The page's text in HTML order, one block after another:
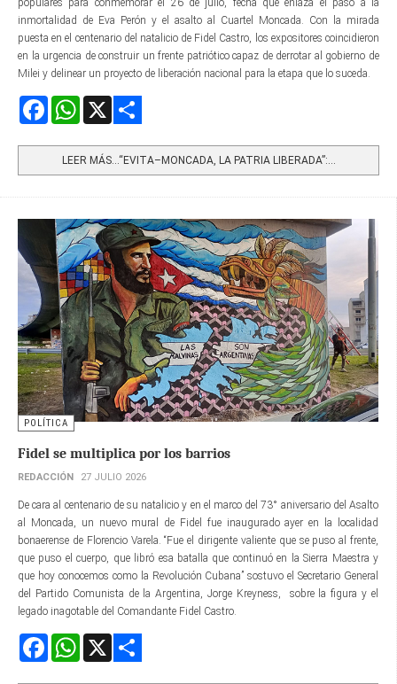
populares para conmemorar el 26 de julio, fecha que enlaza el paso a la
inmortalidad de Eva Perón y el asalto al Cuartel Moncada. Con la mirada
puesta en el centenario del natalicio de Fidel Castro, los expositores coincidieron
en la urgencia de construir un frente patriótico capaz de derrotar al gobierno de
Milei y delinear un proyecto de liberación nacional para la etapa que lo suceda.
FacebookWhatsApp
LEER MÁS…“EVITA–MONCADA, LA PATRIA LIBERADA”:...
POLÍTICA
Fidel se multiplica por los barrios
REDACCIÓN 27 JULIO 2026
De cara al centenario de su natalicio y en el marco del 73° aniversario del Asalto
al Moncada, un nuevo mural de Fidel fue inaugurado ayer en la localidad
bonaerense de Florencio Varela. “Fue el dirigente valiente que se puso al frente,
que puso el cuerpo, que libró esa batalla que continuó en la Sierra Maestra y
que hoy conocemos como la Revolución Cubana” sostuvo el Secretario General
del Partido Comunista de la Argentina, Jorge Kreyness, sobre la figura y el
legado inagotable del Comandante Fidel Castro.
FacebookWhatsApp